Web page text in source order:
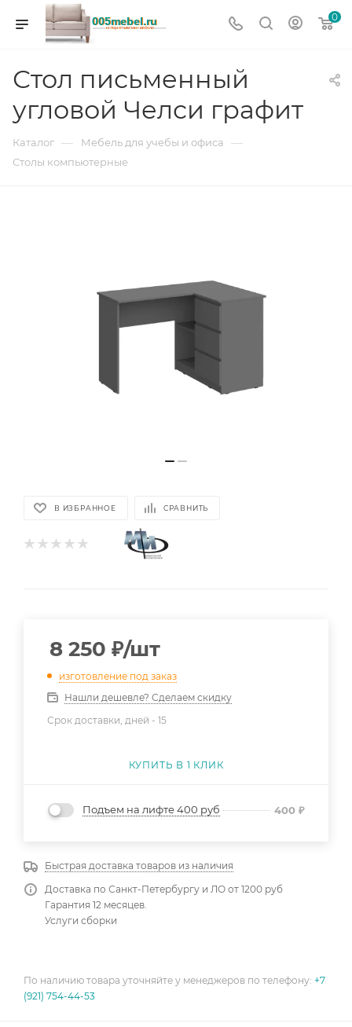
0
Стол письменный
угловой Челси графит
Каталог — Мебель для учебы и офиса —
Столы компьютерные
В ИЗБРАННОЕ СРАВНИТЬ
8 250 ₽/шт
изготовление под заказ
Нашли дешевле? Сделаем скидку
Срок доставки, дней - 15
КУПИТЬ В 1 КЛИК
Подъем на лифте 400 руб 400 ₽
Быстрая доставка товаров из наличия
Доставка по Санкт-Петербургу и ЛО от 1200 руб
Гарантия 12 месяцев.
Услуги сборки
По наличию товара уточняйте у менеджеров по телефону: +7
(921) 754-44-53